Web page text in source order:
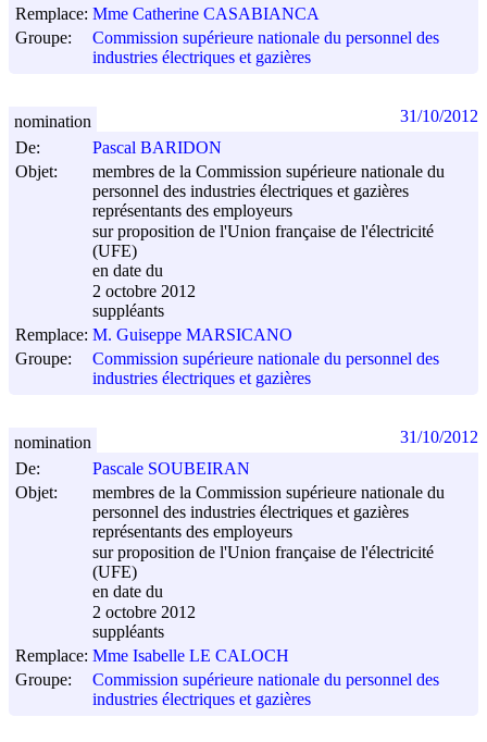
Remplace: Mme Catherine CASABIANCA
Groupe:
Commission supérieure nationale du personnel des
industries électriques et gazières
De:
Pascal BARIDON
Objet:
membres de la Commission supérieure nationale du
personnel des industries électriques et gazières
représentants des employeurs
sur proposition de l'Union française de l'électricité
(UFE)
en date du
2 octobre 2012
suppléants
Remplace: M. Guiseppe MARSICANO
Groupe:
Commission supérieure nationale du personnel des
industries électriques et gazières
nomination 31/10/2012
De:
Pascale SOUBEIRAN
Objet:
membres de la Commission supérieure nationale du
personnel des industries électriques et gazières
représentants des employeurs
sur proposition de l'Union française de l'électricité
(UFE)
en date du
2 octobre 2012
suppléants
Remplace: Mme Isabelle LE CALOCH
Groupe:
Commission supérieure nationale du personnel des
industries électriques et gazières
nomination 31/10/2012